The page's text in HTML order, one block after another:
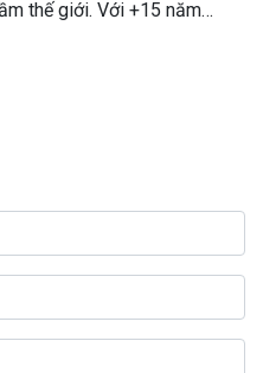
thế giới. Với +15 năm
chuyển hiệu quả nhất,.